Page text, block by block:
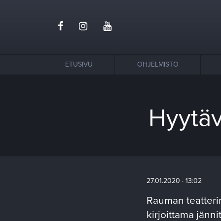
ETUSIVU OHJELMISTO
27.01.2020 · 13:02
Rauman
kirjoittama